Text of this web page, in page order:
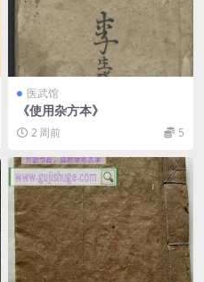
医武馆
《使用杂方本》
2 周前 5